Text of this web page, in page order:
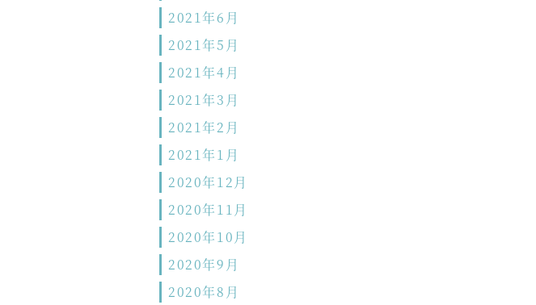
2021年6月
2021年5月
2021年4月
2021年3月
2021年2月
2021年1月
2020年12月
2020年11月
2020年10月
2020年9月
2020年8月